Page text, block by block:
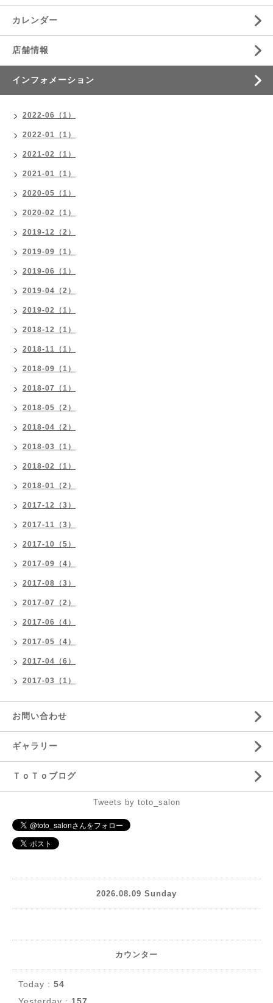
カレンダー
店舗情報
インフォメーション
2022-06（1）
2022-01（1）
2021-02（1）
2021-01（1）
2020-05（1）
2020-02（1）
2019-12（2）
2019-09（1）
2019-06（1）
2019-04（2）
2019-02（1）
2018-12（1）
2018-11（1）
2018-09（1）
2018-07（1）
2018-05（2）
2018-04（2）
2018-03（1）
2018-02（1）
2018-01（2）
2017-12（3）
2017-11（3）
2017-10（5）
2017-09（4）
2017-08（3）
2017-07（2）
2017-06（4）
2017-05（4）
2017-04（6）
2017-03（1）
お問い合わせ
ギャラリー
ＴｏＴｏブログ
Tweets by toto_salon
2026.08.09 Sunday
カウンター
Today : 54
Yesterday : 157